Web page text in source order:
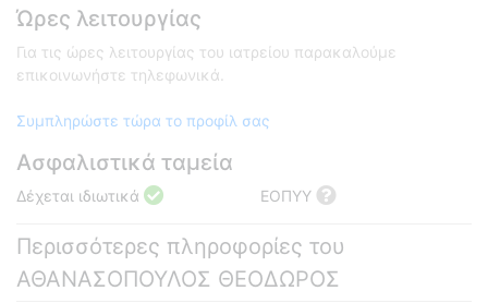
Ώρες λειτουργίας
Για τις ώρες λειτουργίας του ιατρείου παρακαλούμε
επικοινωνήστε τηλεφωνικά.
Συμπληρώστε τώρα το προφίλ σας
Ασφαλιστικά ταμεία
Δέχεται ιδιωτικά ΕΟΠΥΥ
Περισσότερες πληροφορίες του
ΑΘΑΝΑΣΟΠΟΥΛΟΣ ΘΕΟΔΩΡΟΣ